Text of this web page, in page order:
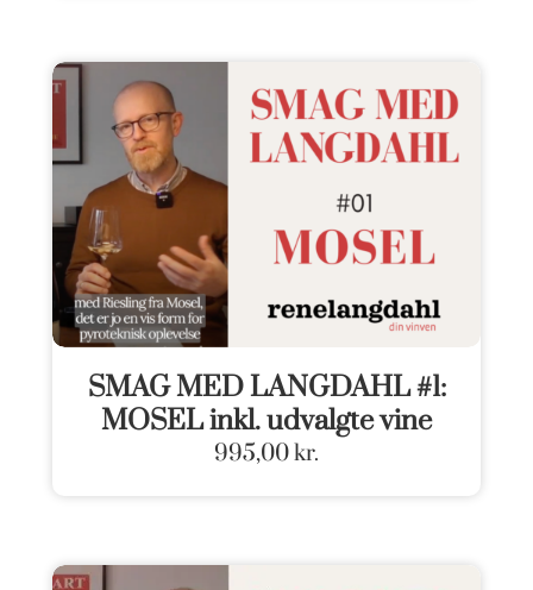
SMAG MED LANGDAHL #1:
MOSEL inkl. udvalgte vine
995,00kr.